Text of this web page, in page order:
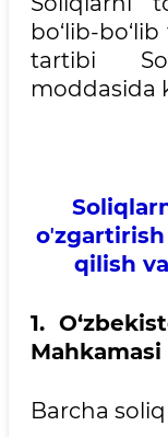
bo‘lib-
tartibi
moddasida
qilish
1.
Mahkamasi
Barcha